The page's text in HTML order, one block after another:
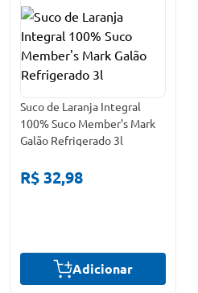
Suco de Laranja Integral
100% Suco Member's Mark
Galão Refrigerado 3l
R$ 32,98
Adicionar